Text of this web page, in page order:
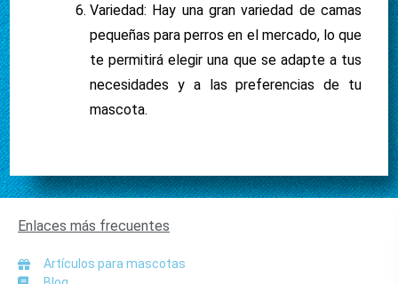
Variedad: Hay una gran variedad de camas
pequeñas para perros en el mercado, lo que
te permitirá elegir una que se adapte a tus
necesidades y a las preferencias de tu
mascota.
Enlaces más frecuentes
Artículos para mascotas